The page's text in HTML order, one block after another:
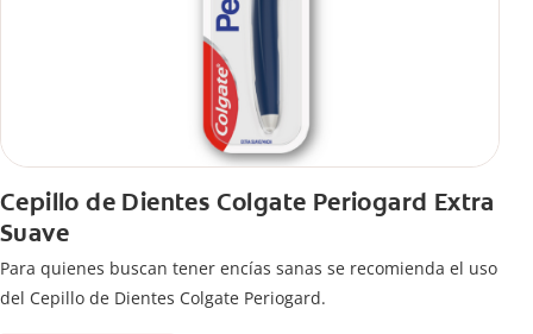
Cepillo de Dientes Colgate Periogard Extra
Suave
Para quienes buscan tener encías sanas se recomienda el uso
del Cepillo de Dientes Colgate Periogard.